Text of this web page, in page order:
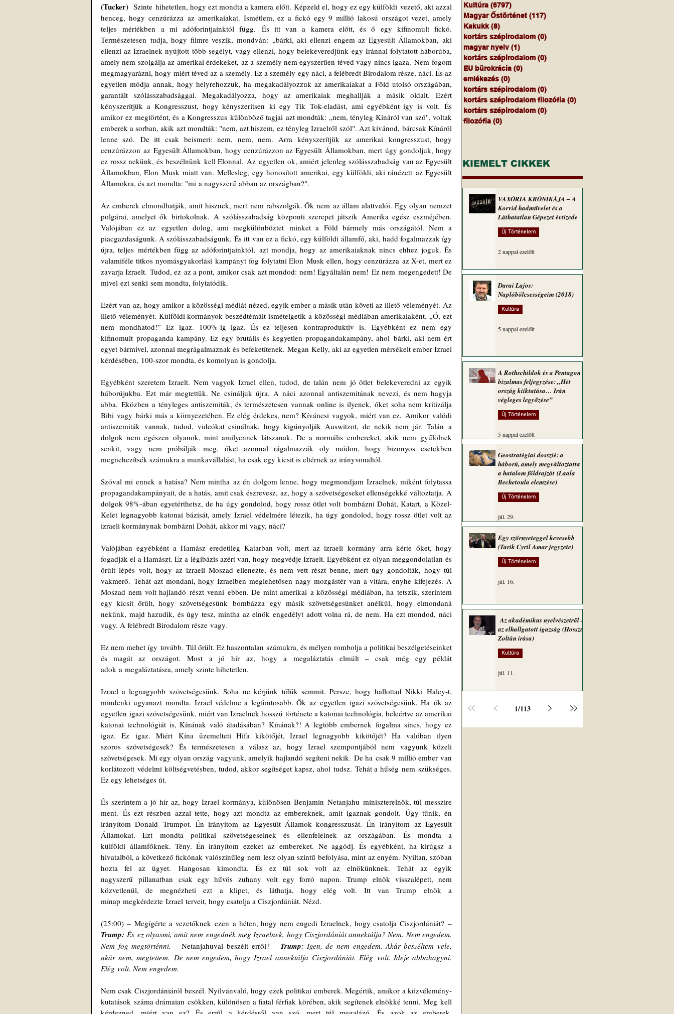
(Tucker) Szinte hihetetlen, hogy ezt mondta a kamera előtt. Képzeld el, hogy ez egy külföldi vezető, aki azzal
henceg, hogy cenzúrázza az amerikaiakat. Ismétlem, ez a fickó egy 9 millió lakosú országot vezet, amely
teljes mértékben a mi adóforintjainktól függ. És itt van a kamera előtt, és ő egy kifinomult fickó.
Természetesen tudja, hogy filmre veszik, mondván: „bárki, aki ellenzi engem az Egyesült Államokban, aki
ellenzi az Izraelnek nyújtott több segélyt, vagy ellenzi, hogy belekeveredjünk egy Iránnal folytatott háborúba,
amely nem szolgálja az amerikai érdekeket, az a személy nem egyszerűen téved vagy nincs igaza. Nem fogom
megmagyarázni, hogy miért téved az a személy. Ez a személy egy náci, a felébredt Birodalom része, náci. És az
egyetlen módja annak, hogy helyrehozzuk, ha megakadályozzuk az amerikaiakat a Föld utolsó országában,
garantált szólásszabadsággal. Megakadályozza, hogy az amerikaiak meghallják a másik oldalt. Ezért
kényszerítjük a Kongresszust, hogy kényszerítsen ki egy Tik Tok-eladást, ami egyébként így is volt. És
amikor ez megtörtént, és a Kongresszus különböző tagjai azt mondták: „nem, tényleg Kínáról van szó", voltak
emberek a sorban, akik azt mondták: "nem, azt hiszem, ez tényleg Izraelről szól". Azt kívánod, bárcsak Kínáról
lenne szó. De itt csak beismeri: nem, nem, nem. Arra kényszerítjük az amerikai kongresszust, hogy
cenzúrázzon az Egyesült Államokban, hogy cenzúrázzon az Egyesült Államokban, mert úgy gondoljuk, hogy
ez rossz nekünk, és beszélnünk kell Elonnal. Az egyetlen ok, amiért jelenleg szólásszabadság van az Egyesült
Államokban, Elon Musk miatt van. Mellesleg, egy honosított amerikai, egy külföldi, aki ránézett az Egyesült
Államokra, és azt mondta: "mi a nagyszerű abban az országban?".
Az emberek elmondhatják, amit hisznek, mert nem rabszolgák. Ők nem az állam alattvalói. Egy olyan nemzet
polgárai, amelyet ők birtokolnak. A szólásszabadság központi szerepet játszik Amerika egész eszméjében.
Valójában ez az egyetlen dolog, ami megkülönböztet minket a Föld bármely más országától. Nem a
piacgazdaságunk. A szólásszabadságunk. És itt van ez a fickó, egy külföldi államfő, aki, hadd fogalmazzak így
újra, teljes mértékben függ az adóforintjainktól, azt mondja, hogy az amerikaiaknak nincs ehhez joguk. És
valamiféle titkos nyomásgyakorlási kampányt fog folytatni Elon Musk ellen, hogy cenzúrázza az X-et, mert ez
zavarja Izraelt. Tudod, ez az a pont, amikor csak azt mondod: nem! Egyáltalán nem! Ez nem megengedett! De
mivel ezt senki sem mondta, folytatódik.
Ezért van az, hogy amikor a közösségi médiát nézed, egyik ember a másik után követi az illető véleményét. Az
illető véleményét. Külföldi kormányok beszédtémáit ismételgetik a közösségi médiában amerikaiaként. „Ó, ezt
nem mondhatod!” Ez igaz. 100%-ig igaz. És ez teljesen kontraproduktív is. Egyébként ez nem egy
kifinomult propaganda kampány. Ez egy brutális és kegyetlen propagandakampány, ahol bárki, aki nem ért
egyet bármivel, azonnal megrágalmaznak és befeketítenek. Megan Kelly, aki az egyetlen mérsékelt ember Izrael
kérdésében, 100-szor mondta, és komolyan is gondolja.
Egyébként szeretem Izraelt. Nem vagyok Izrael ellen, tudod, de talán nem jó ötlet belekeveredni az egyik
háborújukba. Ezt már megtettük. Ne csináljuk újra. A náci azonnal antiszemitának nevezi, és nem hagyja
abba. Eközben a tényleges antiszemiták, és természetesen vannak online is ilyenek, őket soha nem kritizálja
Bibi vagy bárki más a környezetében. Ez elég érdekes, nem? Kíváncsi vagyok, miért van ez. Amikor valódi
antiszemiták vannak, tudod, videókat csinálnak, hogy kigúnyolják Auswitzot, de nekik nem jár. Talán a
dolgok nem egészen olyanok, mint amilyennek látszanak. De a normális embereket, akik nem gyűlölnek
senkit, vagy nem próbálják meg, őket azonnal rágalmazzák oly módon, hogy bizonyos esetekben
megnehezítsék számukra a munkavállalást, ha csak egy kicsit is eltérnek az irányvonaltól.
Szóval mi ennek a hatása? Nem mintha az én dolgom lenne, hogy megmondjam Izraelnek, miként folytassa
propagandakampányait, de a hatás, amit csak észrevesz, az, hogy a szövetségeseket ellenségekké változtatja. A
dolgok 98%-ában egyetérthetsz, de ha úgy gondolod, hogy rossz ötlet volt bombázni Dohát, Katart, a Közel-
Kelet legnagyobb katonai bázisát, amely Izrael védelmére létezik, ha úgy gondolod, hogy rossz ötlet volt az
izraeli kormánynak bombázni Dohát, akkor mi vagy, náci?
Valójában egyébként a Hamász eredetileg Katarban volt, mert az izraeli kormány arra kérte őket, hogy
fogadják el a Hamászt. Ez a légibázis azért van, hogy megvédje Izraelt. Egyébként ez olyan meggondolatlan és
őrült lépés volt, hogy az izraeli Moszad ellenezte, és nem vett részt benne, mert úgy gondolták, hogy túl
vakmerő. Tehát azt mondani, hogy Izraelben meglehetősen nagy mozgástér van a vitára, enyhe kifejezés. A
Moszad nem volt hajlandó részt venni ebben. De mint amerikai a közösségi médiában, ha tetszik, szerintem
egy kicsit őrült, hogy szövetségesünk bombázza egy másik szövetségesünket anélkül, hogy elmondaná
nekünk, majd hazudik, és úgy tesz, mintha az elnök engedélyt adott volna rá, de nem. Ha ezt mondod, náci
vagy. A felébredt Birodalom része vagy.
Ez nem mehet így tovább. Túl őrült. Ez haszontalan számukra, és mélyen rombolja a politikai beszélgetéseinket
és magát az országot. Most a jó hír az, hogy a megaláztatás elmúlt – csak még egy példát
adok a megaláztatásra, amely szinte hihetetlen.
Izrael a legnagyobb szövetségesünk. Soha ne kérjünk tőlük semmit. Persze, hogy hallottad Nikki Haley-t,
mindenki ugyanazt mondta. Izrael védelme a legfontosabb. Ők az egyetlen igazi szövetségesünk. Ha ők az
egyetlen igazi szövetségesünk, miért van Izraelnek hosszú története a katonai technológia, beleértve az amerikai
katonai technológiát is, Kínának való átadásában? Kínának?! A legtöbb embernek fogalma sincs, hogy ez
igaz. Ez igaz. Miért Kína üzemelteti Hifa kikötőjét, Izrael legnagyobb kikötőjét? Ha valóban ilyen
szoros szövetségesek? És természetesen a válasz az, hogy Izrael szempontjából nem vagyunk közeli
szövetségesek. Mi egy olyan ország vagyunk, amelyik hajlandó segíteni nekik. De ha csak 9 millió ember van
korlátozott védelmi költségvetésben, tudod, akkor segítséget kapsz, ahol tudsz. Tehát a hűség nem szükséges.
Ez egy lehetséges út.
És szerintem a jó hír az, hogy Izrael kormánya, különösen Benjamin Netanjahu miniszterelnök, túl messzire
ment. És ezt részben azzal tette, hogy azt mondta az embereknek, amit igaznak gondolt. Úgy tűnik, én
irányítom Donald Trumpot. Én irányítom az Egyesült Államok kongresszusát. Én irányítom az Egyesült
Államokat. Ezt mondta politikai szövetségeseinek és ellenfeleinek az országában. És mondta a
külföldi államfőknek. Tény. Én irányítom ezeket az embereket. Ne aggódj. És egyébként, ha kirúgsz a
hivatalból, a következő fickónak valószínűleg nem lesz olyan szintű befolyása, mint az enyém. Nyíltan, szóban
hozta fel az ügyet. Hangosan kimondta. És ez túl sok volt az elnökünknek. Tehát az egyik
nagyszerű pillanatban csak egy hűvös zuhany volt egy forró napon. Trump elnök visszalépett, nem
közvetlenül, de megnézheti ezt a klipet, és láthatja, hogy elég volt. Itt van Trump elnök a
minap megkérdezte Izrael terveit, hogy csatolja a Ciszjordániát. Nézd.
(25:00) ‒ Megígérte a vezetőknek ezen a héten, hogy nem engedi Izraelnek, hogy csatolja Ciszjordániát?
Trump: És ez olyasmi, amit nem engednék meg Izraelnek, hogy Ciszjordániát annektálja? Nem. Nem engedem.
Nem fog megtörténni. ‒ Netanjahuval beszélt erről? ‒ Trump: Igen, de nem engedem. Akár beszéltem vele,
akár nem, megtettem. De nem engedem, hogy Izrael annektálja Ciszjordániát. Elég volt. Ideje abbahagyni.
Elég volt. Nem engedem.
Nem csak Ciszjordániáról beszél. Nyilvánvaló, hogy ezek politikai emberek. Megértik, amikor a közvélemény-
kutatások száma drámaian csökken, különösen a fiatal férfiak körében, akik segítenek elnökké tenni. Meg kell
Kultúra (6797)
Magyar Őstörténet (117)
Kakukk (8)
kortárs szépirodalom (0)
magyar nyelv (1)
kortárs szépirodalom (0)
EU bürokrácia (0)
emlékezés (0)
kortárs szépirodalom (0)
kortárs szépirodalom filozófia (0)
kortárs szépirodalom (0)
filozófia (0)
KIEMELT CIKKEK
VAXÓRIA KRÓNIKÁJA ‒ A
Korvid hadművelet és a
Láthatatlan Gépezet évtizede
Új Történelem
2 nappal ezelőtt
Darai Lajos:
Naplóbölcsességeim (2018)
Kultúra
5 nappal ezelőtt
A Rothschildok és a Pentagon
bizalmas feljegyzése: „Hét
ország kiiktatása… Irán
végleges legyőzése”
Új Történelem
5 nappal ezelőtt
Geostratégiai dosszié: a
háború, amely megváltoztatta
a hatalom földrajzát (Laala
Bechetoula elemzése)
Új Történelem
júl. 29.
Egy szörnyeteggel kevesebb
(Tarik Cyril Amar jegyzete)
Új Történelem
júl. 16.
Az akadémikus nyelvészetről –
az elhallgatott igazság (Hosszú
Zoltán írása)
Kultúra
júl. 11.
1/113